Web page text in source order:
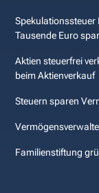
Tausende Euro
Aktien steuerfrei
beim Aktienverkauf
Steuern sparen
Familienstiftung